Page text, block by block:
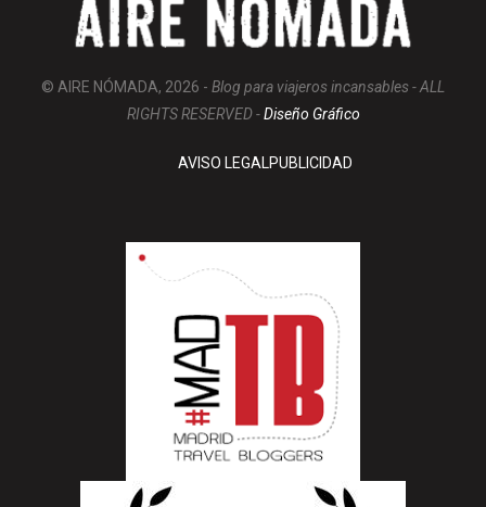
© AIRE NÓMADA, 2026 - Blog para viajeros incansables - ALL
RIGHTS RESERVED -Diseño Gráfico
AVISO LEGALPUBLICIDAD